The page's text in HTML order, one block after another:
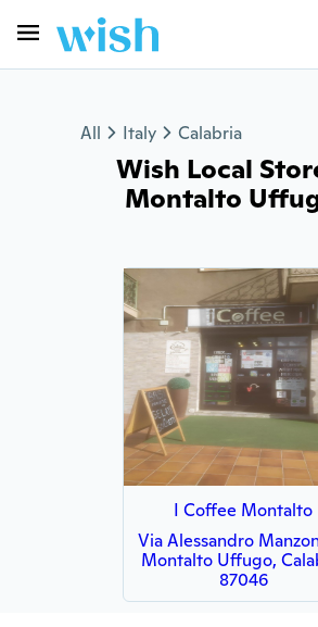
All Italy Calabria
Wish Local
Montalto
I Coffee Montalto
Via Alessandro
Montalto Uffugo,
87046